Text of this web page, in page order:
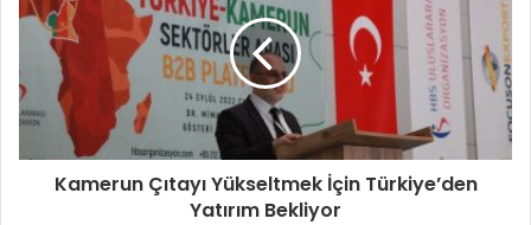
Kamerun Çıtayı Yükseltmek İçin Türkiye’den
Yatırım Bekliyor